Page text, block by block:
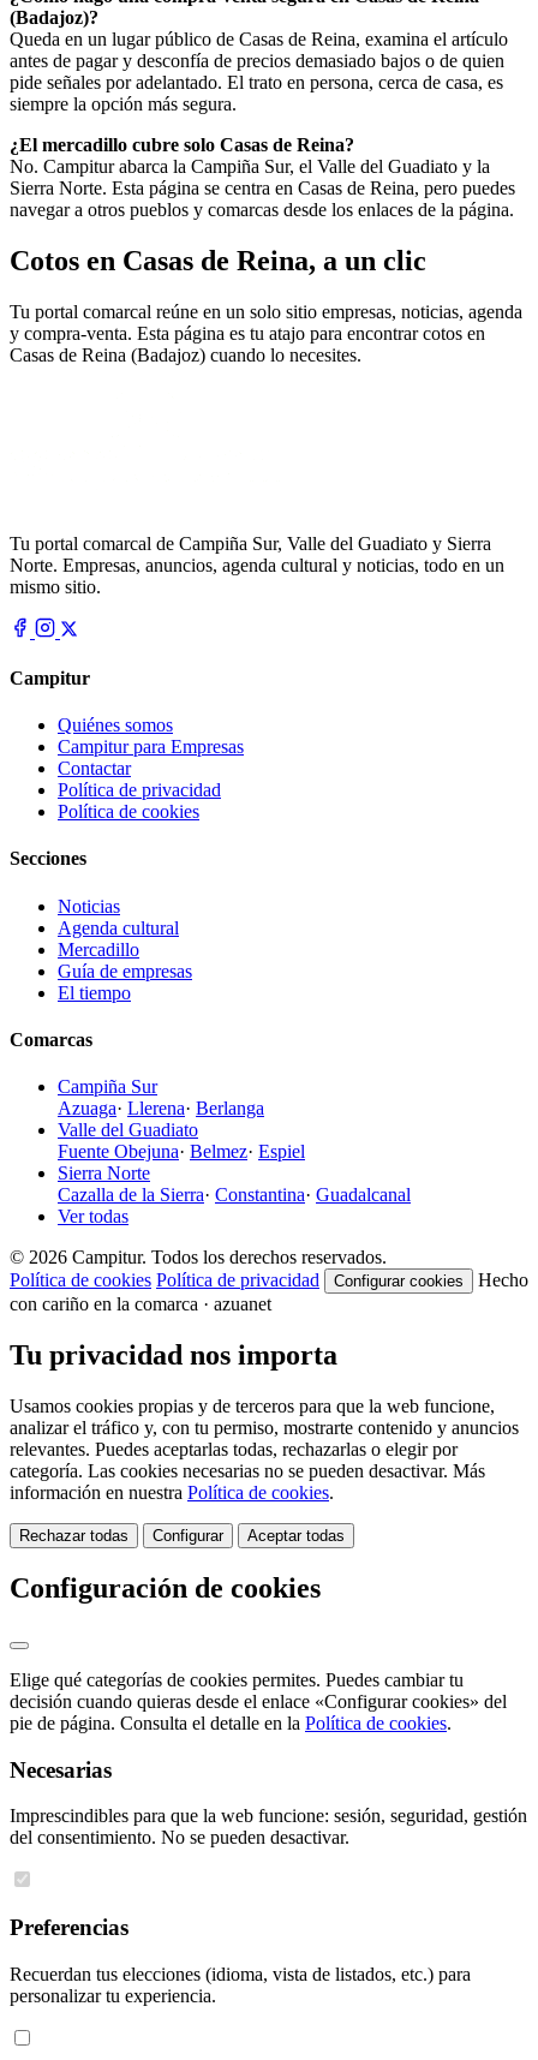
(Badajoz)?
Queda en un lugar público de Casas de Reina, examina el artículo
antes de pagar y desconfía de precios demasiado bajos o de quien
pide señales por adelantado. El trato en persona, cerca de casa, es
siempre la opción más segura.
¿El mercadillo cubre solo Casas de Reina?
No. Campitur abarca la Campiña Sur, el Valle del Guadiato y la
Sierra Norte. Esta página se centra en Casas de Reina, pero puedes
navegar a otros pueblos y comarcas desde los enlaces de la página.
Cotos en Casas de Reina, a un clic
Tu portal comarcal reúne en un solo sitio empresas, noticias, agenda
y compra-venta. Esta página es tu atajo para encontrar cotos en
Casas de Reina (Badajoz) cuando lo necesites.
Tu portal comarcal de Campiña Sur, Valle del Guadiato y Sierra
Norte. Empresas, anuncios, agenda cultural y noticias, todo en un
mismo sitio.
Campitur
Quiénes somos
Campitur para Empresas
Contactar
Política de privacidad
Política de cookies
Secciones
Noticias
Agenda cultural
Mercadillo
Guía de empresas
El tiempo
Comarcas
Campiña Sur
Azuaga· Llerena· Berlanga
Valle del Guadiato
Fuente Obejuna· Belmez· Espiel
Sierra Norte
Cazalla de la Sierra· Constantina· Guadalcanal
Ver todas
© 2026 Campitur. Todos los derechos reservados.
Política de cookies Política de privacidad Configurar cookies
Hecho
con cariño en la comarca · azuanet
Tu privacidad nos importa
Usamos cookies propias y de terceros para que la web funcione,
analizar el tráfico y, con tu permiso, mostrarte contenido y anuncios
relevantes. Puedes aceptarlas todas, rechazarlas o elegir por
categoría. Las cookies necesarias no se pueden desactivar. Más
información en nuestra Política de cookies.
Rechazar todas Configurar Aceptar todas
Configuración de cookies
Elige qué categorías de cookies permites. Puedes cambiar tu
decisión cuando quieras desde el enlace «Configurar cookies» del
pie de página. Consulta el detalle en la Política de cookies.
Necesarias
Imprescindibles para que la web funcione: sesión, seguridad, gestión
del consentimiento. No se pueden desactivar.
Preferencias
Recuerdan tus elecciones (idioma, vista de listados, etc.) para
personalizar tu experiencia.